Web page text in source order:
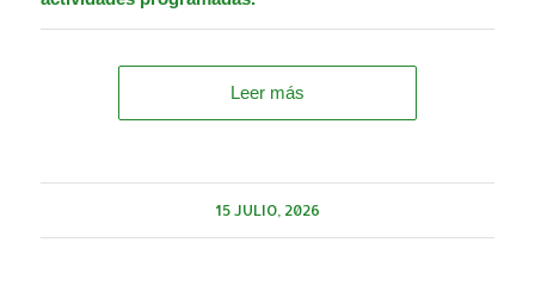
Leer más
15 JULIO, 2026